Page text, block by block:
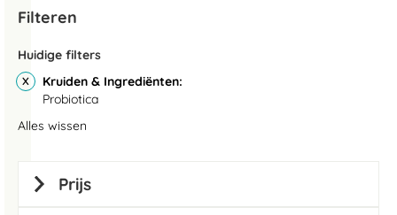
Filteren
Huidige filters
Kruiden & Ingrediënten
Probiotica
Alles wissen
Prijs